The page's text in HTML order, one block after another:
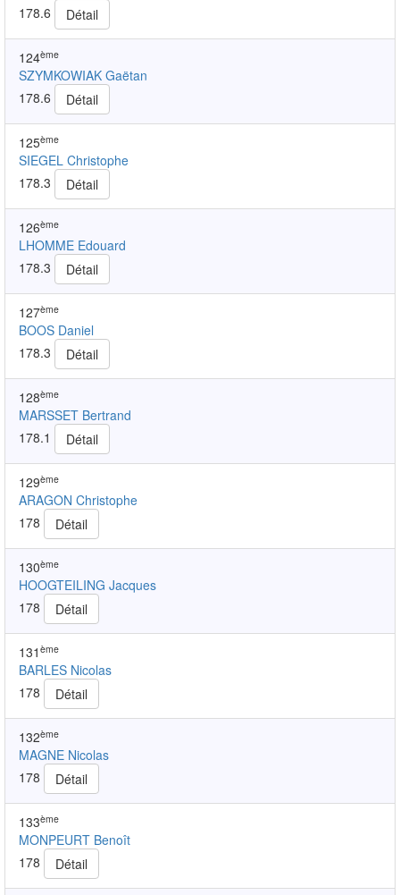
178.6
Détail
124ème
SZYMKOWIAK Gaëtan
178.6
Détail
125ème
SIEGEL Christophe
178.3
Détail
126ème
LHOMME Edouard
178.3
Détail
127ème
BOOS Daniel
178.3
Détail
128ème
MARSSET Bertrand
178.1
Détail
129ème
ARAGON Christophe
178
Détail
130ème
HOOGTEILING Jacques
178
Détail
131 ème
BARLES Nicolas
178
Détail
132ème
MAGNE Nicolas
178
Détail
133ème
MONPEURT Benoît
178
Détail